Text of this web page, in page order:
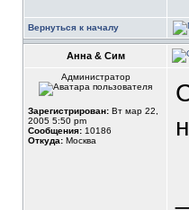
Вернуться к началу
Анна & Сим
Администратор
Зарегистрирован: Вт мар 22,
2005 5:50 pm
Сообщения: 10186
Откуда: Москва